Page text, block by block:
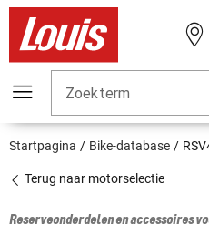
Zoekterm
Startpagina Bike-database
Terug naar motorselectie
Reserveonderdelen en accessoires